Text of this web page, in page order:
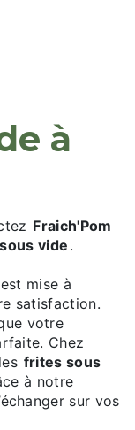
Fraich'Pom
vide.
mise à
satisfaction.
votre
Chez
frites sous
à notre
sur vos